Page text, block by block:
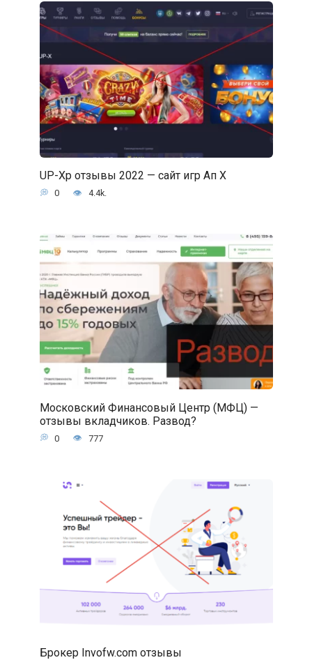
UP-Xр отзывы 2022 — сайт игр Ап Х
0 4.4k.
Московский Финансовый Центр (МФЦ) —
отзывы вкладчиков. Развод?
0 777
Брокер Invofw.com отзывы